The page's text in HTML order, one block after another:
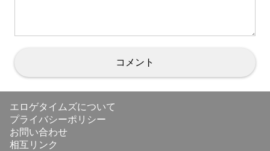
エロゲタイムズについて
プライバシーポリシー
お問い合わせ
相互リンク